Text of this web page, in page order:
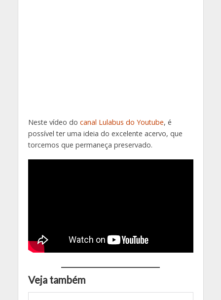
Neste vídeo do canal Lulabus do Youtube, é
possível ter uma ideia do excelente acervo, que
torcemos que permaneça preservado.
Veja também